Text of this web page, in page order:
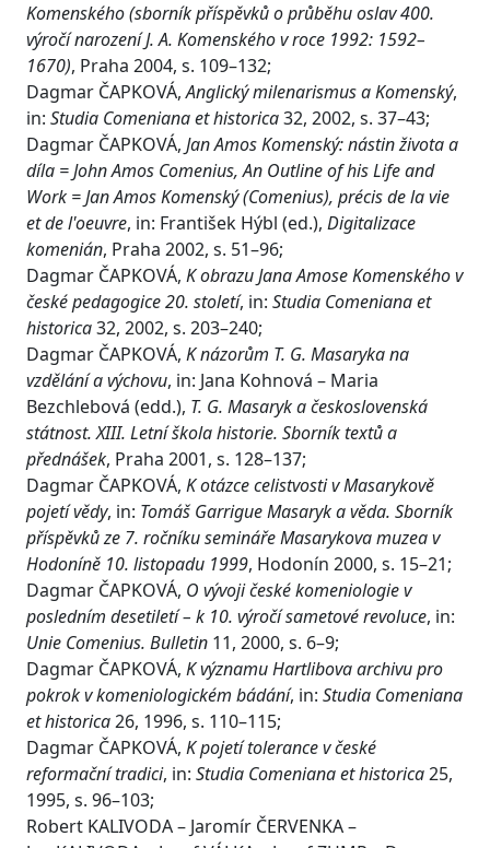
Komenského (sborník příspěvků o průběhu oslav 400.
výročí narození J. A. Komenského v roce 1992: 1592–
1670), Praha 2004, s. 109–132;
Dagmar ČAPKOVÁ,Anglický milenarismus a Komenský,
in: Studia Comeniana et historica32, 2002, s. 37–43;
Dagmar ČAPKOVÁ, Jan Amos Komenský: nástin života a
díla = John Amos Comenius, An Outline of his Life and
Work = Jan Amos Komenský (Comenius), précis de la vie
et de l'oeuvre, in: František Hýbl (ed.), Digitalizace
komenián, Praha 2002, s. 51–96;
Dagmar ČAPKOVÁ, K obrazu Jana Amose Komenského v
české pedagogice 20. století, in: Studia Comeniana et
historica32, 2002, s. 203–240;
Dagmar ČAPKOVÁ, K názorům T. G. Masaryka na
vzdělání a výchovu, in: Jana Kohnová – Maria
Bezchlebová (edd.), T. G. Masaryk a československá
státnost. XIII. Letní škola historie. Sborník textů a
přednášek, Praha 2001, s. 128–137;
Dagmar ČAPKOVÁ, K otázce celistvosti v Masarykově
pojetí vědy, in: Tomáš Garrigue Masaryk a věda. Sborník
příspěvků ze 7. ročníku semináře Masarykova muzea v
Hodoníně 10. listopadu 1999, Hodonín 2000, s. 15–21;
Dagmar ČAPKOVÁ, O vývoji české komeniologie v
posledním desetiletí – k 10. výročí sametové revoluce, in:
Unie Comenius. Bulletin 11, 2000, s. 6–9;
Dagmar ČAPKOVÁ, K významu Hartlibova archivu pro
pokrok v komeniologickém bádání, in: Studia Comeniana
et historica26, 1996, s. 110–115;
Dagmar ČAPKOVÁ, K pojetí tolerance v české
reformační tradici, in: Studia Comeniana et historica25,
1995, s. 96–103;
Robert KALIVODA – Jaromír ČERVENKA –